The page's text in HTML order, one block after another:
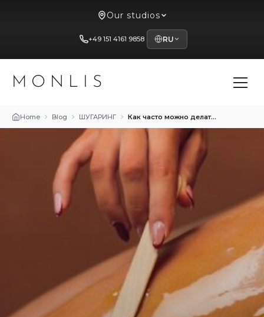
Our studios
+49 151 4161 9858 RU
MONLIS
Home Blog ШУГАРИНГ Как часто можно делать шугаринг и ваксинг